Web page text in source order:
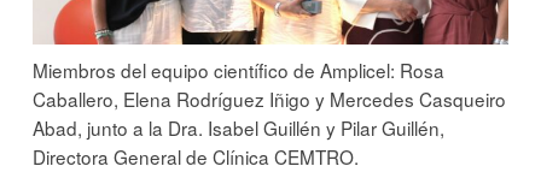
Miembros del equipo científico de Amplicel: Rosa
Caballero, Elena Rodríguez Iñigo y Mercedes Casqueiro
Abad, junto a la Dra. Isabel Guillén y Pilar Guillén,
Directora General de Clínica CEMTRO.